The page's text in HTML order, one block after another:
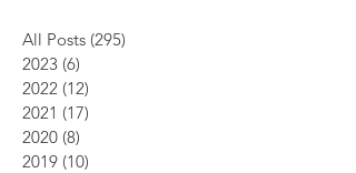
All Posts (295)
2023 (6)
2022 (12)
2021 (17)
2020 (8)
2019 (10)